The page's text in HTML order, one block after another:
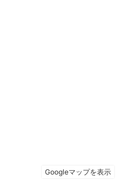
Googleマップを表示